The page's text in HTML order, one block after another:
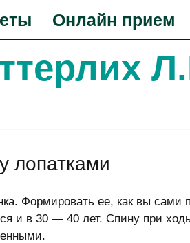
Онлайн прием
лопатками
Формировать ее, как вы сами
и в 30 — 40 лет. Спину при